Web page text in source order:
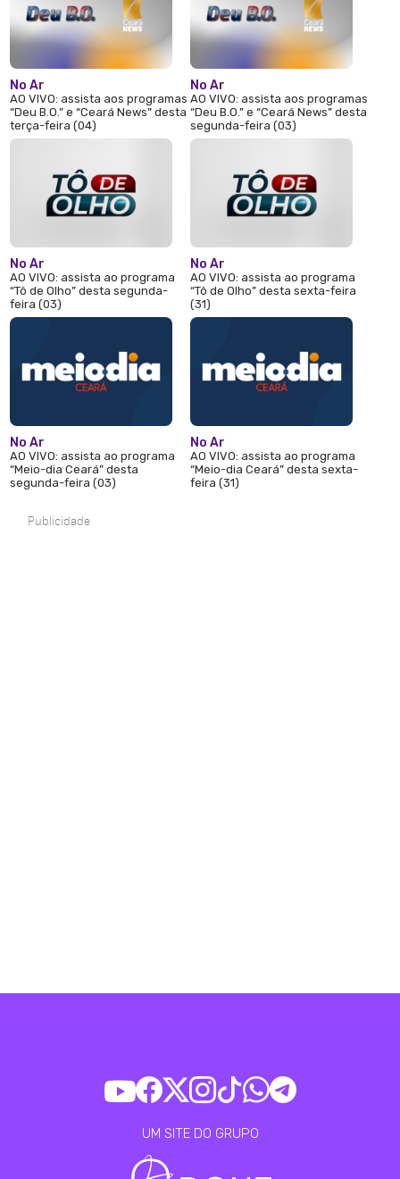
No Ar
AO VIVO: assista aos programas
“Deu B.O.” e “Ceará News” desta
terça-feira (04)
No Ar
AO VIVO: assista ao programa
“Tô de Olho” desta segunda-
feira (03)
No Ar
AO VIVO: assista ao programa
“Meio-dia Ceará” desta
segunda-feira (03)
No Ar
AO VIVO: assista aos programas
“Deu B.O.” e “Ceará News” desta
segunda-feira (03)
No Ar
AO VIVO: assista ao programa
“Tô de Olho” desta sexta-feira
(31)
No Ar
AO VIVO: assista ao programa
“Meio-dia Ceará” desta sexta-
feira (31)
Publicidade
UM SITE DO GRUPO